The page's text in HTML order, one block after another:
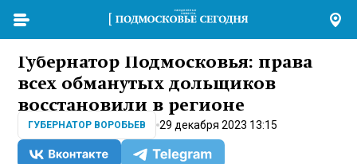
Губернатор Подмосковья: права
всех обманутых дольщиков
восстановили в регионе
ГУБЕРНАТОР ВОРОБЬЕВ 29 декабря 2023 13:15